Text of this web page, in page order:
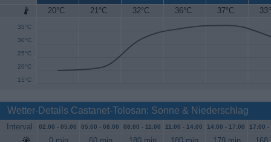
20°C 21°C 32°C 36°C 37°C
15°C
20°C
25°C
30°C
35°C
40°C
Wetter-Details Castanet-Tolosan: Sonne & Niederschlag
Interval 02:00 - 05:00 05:00 - 08:00 08:00 - 11:00 11:00 - 14:00 14:00 - 17:00 17:00 -